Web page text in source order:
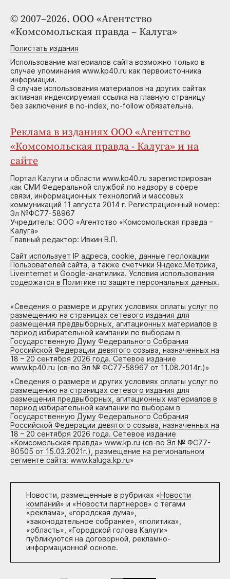
© 2007–2026. ООО «Агентство
«Комсомольская правда – Калуга»
Полистать издания
Использование материалов сайта возможно только в
случае упоминания www.kp40.ru как первоисточника
информации.
В случае использования материалов на других сайтах
активная индексируемая ссылка на главную страницу
без заключения в no-index, no-follow обязательна.
Реклама в изданиях ООО «Агентство
«Комсомольская правда - Калуга» и на
сайте
Портал Калуги и области www.kp40.ru зарегистрирован
как СМИ Федеральной службой по надзору в сфере
связи, информационных технологий и массовых
коммуникаций 11 августа 2014 г. Регистрационный номер:
Эл №ФС77-58967
Учредитель: ООО «Агентство «Комсомольская правда –
Калуга»
Главный редактор: Ивкин В.П.
Сайт использует IP адреса, cookie, данные геолокации
Пользователей сайта, а также счетчики Яндекс.Метрика,
Liveinternet и Google-анатилика. Условия использования
содержатся в Политике по защите персональных данных.
«Сведения о размере и других условиях оплаты услуг по
размещению на страницах сетевого издания для
размещения предвыборных, агитационных материалов в
период избирательной кампании по выборам в
Государственную Думу Федерального Собрания
Российской Федерации девятого созыва, назначенных на
18 – 20 сентября 2026 года. Сетевое издание
www.kp40.ru (св-во Эл № ФС77-58967 от 11.08.2014г.)»
«Сведения о размере и других условиях оплаты услуг по
размещению на страницах сетевого издания для
размещения предвыборных, агитационных материалов в
период избирательной кампании по выборам в
Государственную Думу Федерального Собрания
Российской Федерации девятого созыва, назначенных на
18 – 20 сентября 2026 года. Сетевое издание
«Комсомольская правда» www.kp.ru (св-во Эл № ФС77-
80505 от 15.03.2021г.), размещение на региональном
сегменте сайта: www.kaluga.kp.ru»
Новости, размещенные в рубриках «Новости
компаний» и «Новости партнеров» с тегами
«реклама», «городская дума»,
«законодательное собрание», «политика»,
«область», «Городской голова Калуги»
публикуются на договорной, рекламно-
информационной основе.